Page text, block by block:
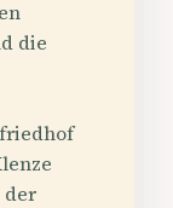
die
der